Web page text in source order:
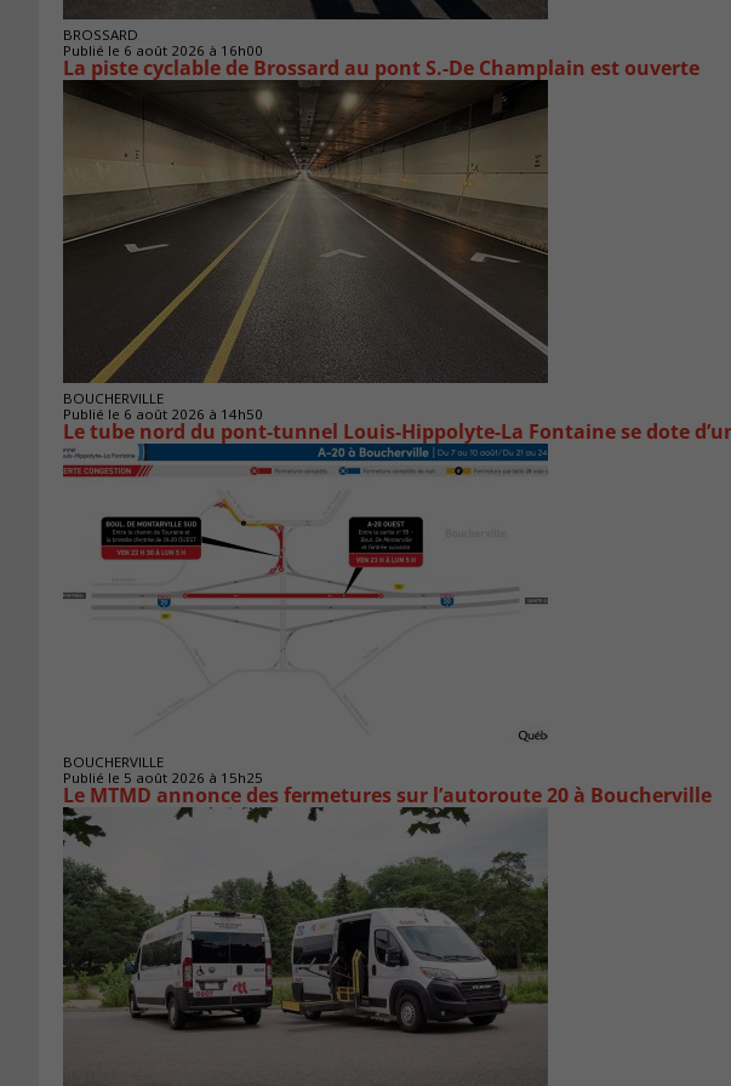
BROSSARD
Publié le 6 août 2026 à 16h00
La piste cyclable de Brossard au pont S.-De Champlain est ouverte
BOUCHERVILLE
Publié le 6 août 2026 à 14h50
Le tube nord du pont-tunnel Louis-Hippolyte-La Fontaine se dote
BOUCHERVILLE
Publié le 5 août 2026 à 15h25
Le MTMD annonce des fermetures sur l’autoroute 20 à Boucherville